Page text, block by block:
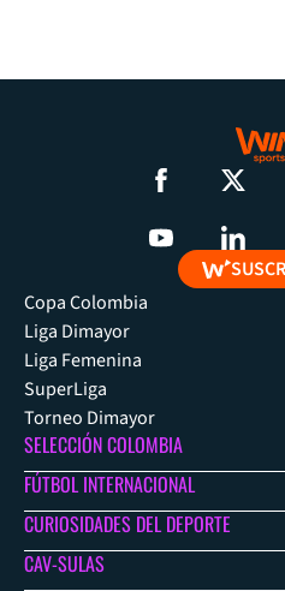
Copa Colombia
Liga Dimayor
Liga Femenina
SuperLiga
Torneo Dimayor
SELECCIÓN COLOMBIA
FÚTBOL INTERNACIONAL
CURIOSIDADES DEL DEPORTE
CAV-SULAS